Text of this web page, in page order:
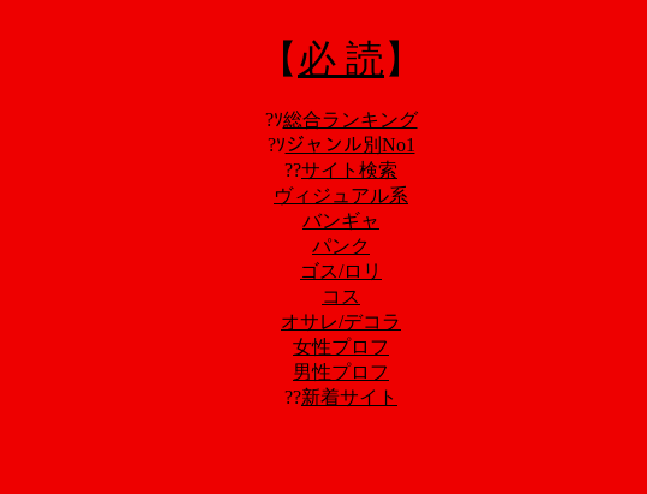
【必 読】
?ｿ総合ランキング
?ｿジャンル別No1
??サイト検索
ヴィジュアル系
バンギャ
パンク
ゴス/ロリ
コス
オサレ/デコラ
女性プロフ
男性プロフ
??新着サイト